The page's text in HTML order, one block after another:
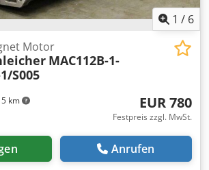
1 / 6
km
Motor
MAC112B-1-
S005
EUR 780
Festpreis zzgl. MwSt.
Anrufen